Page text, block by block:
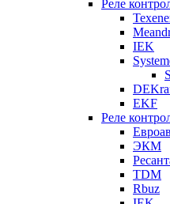
Реле
IEK
EKF
Реле
ЭКМ
TDM
Rbuz